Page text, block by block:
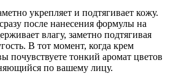
укрепляет и подтягивает кожу.
после нанесения формулы на
влагу, заметно подтягивая
В тот момент, когда крем
почувствуете тонкий аромат цветов
по вашему лицу.